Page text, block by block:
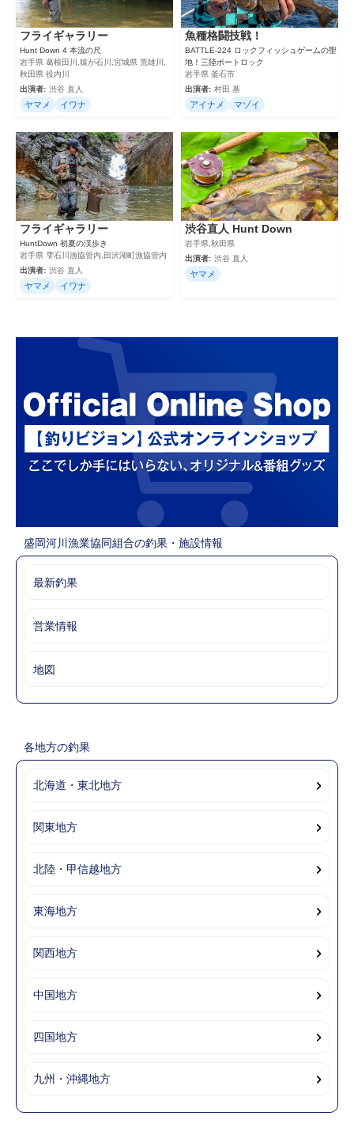
フライギャラリー
Hunt Down 4 本流の尺
岩手県 葛根田川,猿が石川,宮城県 荒雄川,
秋田県 役内川
出演者: 渋谷 直人
ヤマメ イワナ
魚種格闘技戦！
BATTLE-224 ロックフィッシュゲームの聖
地！三陸ボートロック
岩手県 釜石市
出演者: 村田 基
アイナメ マゾイ
フライギャラリー
HuntDown 初夏の渓歩き
岩手県 雫石川漁協管内,田沢湖町漁協管内
出演者: 渋谷 直人
ヤマメ イワナ
渋谷直人 Hunt Down
岩手県,秋田県
出演者: 渋谷 直人
ヤマメ
盛岡河川漁業協同組合の釣果・施設情報
最新釣果
営業情報
地図
各地方の釣果
北海道・東北地方
関東地方
北陸・甲信越地方
東海地方
関西地方
中国地方
四国地方
九州・沖縄地方